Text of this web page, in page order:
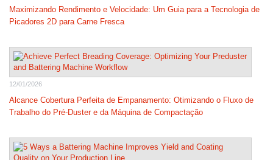
Maximizando Rendimento e Velocidade: Um Guia para a Tecnologia de
Picadores 2D para Carne Fresca
12/01/2026
Alcance Cobertura Perfeita de Empanamento: Otimizando o Fluxo de
Trabalho do Pré-Duster e da Máquina de Compactação